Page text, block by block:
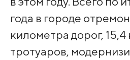
года в городе
километра дорог,
тротуаров,